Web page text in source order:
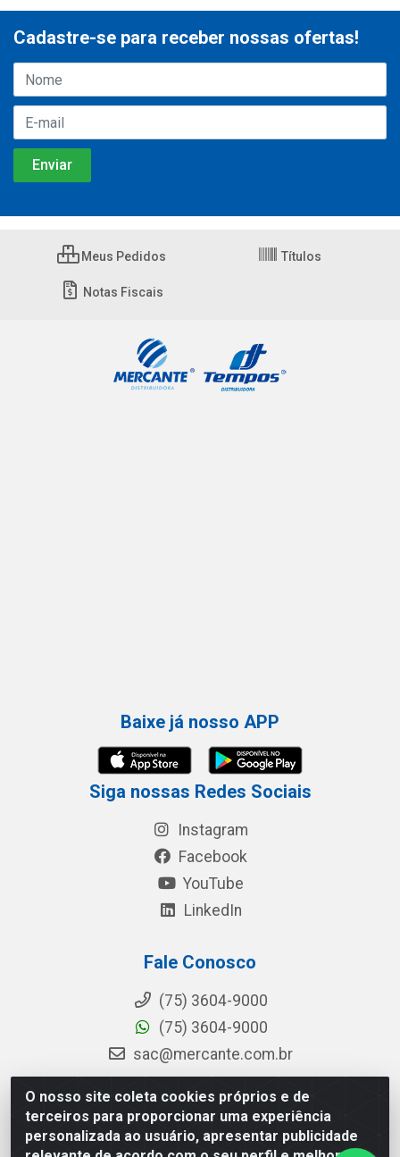
O nosso site coleta cookies próprios e de
terceiros para proporcionar uma experiência
personalizada ao usuário, apresentar publicidade
Cadastre-se para receber nossas ofertas!
Meus Pedidos Títulos
Notas Fiscais
Baixe já nosso APP
Siga nossas Redes Sociais
Instagram
Facebook
YouTube
LinkedIn
Fale Conosco
(75) 3604-9000
(75) 3604-9000
sac@mercante.com.br
Mercante Distribuidora - Rua Mercante, 699 - Aviário, Feira de
Santana/BA - CEP 44.096-218 - CNPJ 96.755.848/0001-08